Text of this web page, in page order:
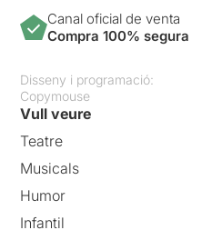
Canal oficial de venta
Compra 100% segura
Disseny i programació:
Copymouse
Vull veure
Teatre
Musicals
Humor
Infantil